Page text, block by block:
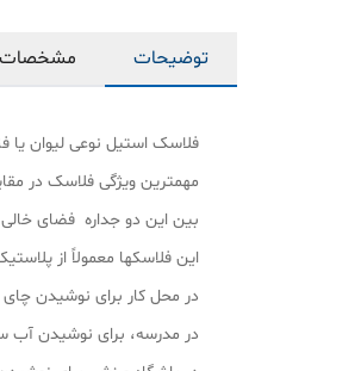
توضیحات مشخصات
​​​فلاسک استیل نوعی لیوان
مهمترین ویژگی فلاسک در
بین این دو جداره فضای
این فلاسکها معمولاً از
در محل کار برای نوشیدن چای
در مدرسه، برای نوشیدن آب